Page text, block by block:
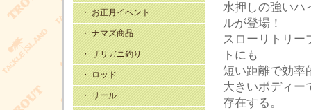
・ お正月イベント
・ ナマズ商品
・ ザリガニ釣り
・ ロッド
・ リール
水押しの強いハ
ルが登場！
スローリトリー
トにも
短い距離で効率
大きいボディー
存在する。